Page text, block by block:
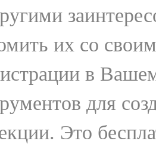
их со
в
для
Это